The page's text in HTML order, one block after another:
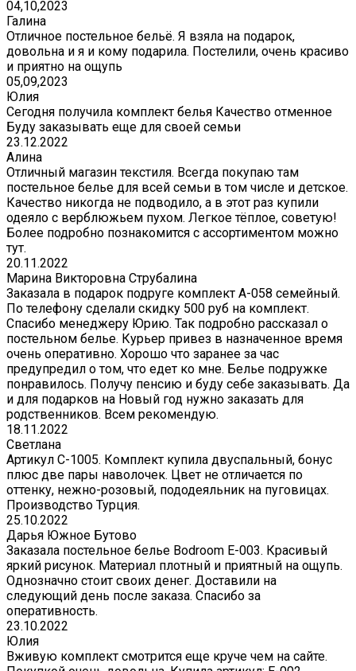
04,10,2023
Галина
Отличное постельное бельё. Я взяла на подарок,
довольна и я и кому подарила. Постелили, очень красиво
и приятно на ощупь
05,09,2023
Юлия
Сегодня получила комплект белья Качество отменное
Буду заказывать еще для своей семьи
23.12.2022
Алина
Отличный магазин текстиля. Всегда покупаю там
постельное белье для всей семьи в том числе и детское.
Качество никогда не подводило, а в этот раз купили
одеяло с верблюжьем пухом. Легкое тёплое, советую!
Более подробно познакомится с ассортиментом можно
тут.
20.11.2022
Марина Викторовна Струбалина
Заказала в подарок подруге комплект А-058 семейный.
По телефону сделали скидку 500 руб на комплект.
Спасибо менеджеру Юрию. Так подробно рассказал о
постельном белье. Курьер привез в назначенное время
очень оперативно. Хорошо что заранее за час
предупредил о том, что едет ко мне. Белье подружке
понравилось. Получу пенсию и буду себе заказывать. Да
и для подарков на Новый год нужно заказать для
родственников. Всем рекомендую.
18.11.2022
Светлана
Артикул С-1005. Комплект купила двуспальный, бонус
плюс две пары наволочек. Цвет не отличается по
оттенку, нежно-розовый, пододеяльник на пуговицах.
Производство Турция.
25.10.2022
Дарья Южное Бутово
Заказала постельное белье Bodroom E-003. Красивый
яркий рисунок. Материал плотный и приятный на ощупь.
Однозначно стоит своих денег. Доставили на
следующий день после заказа. Спасибо за
оперативность.
23.10.2022
Юлия
Вживую комплект смотрится еще круче чем на сайте.